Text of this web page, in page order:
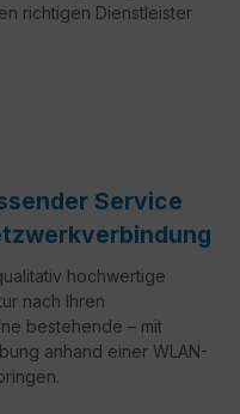
richtigen Dienstleister
Service
hochwertige
nach Ihren
bestehende – mit
anhand einer WLAN-